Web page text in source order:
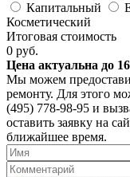
Капитальный
Косметический
Итоговая стоимость
0 руб.
Цена актуальна до
Мы можем
ремонту. Для этого
(495) 778-98-95 и
оставить заявку на
ближайшее время.